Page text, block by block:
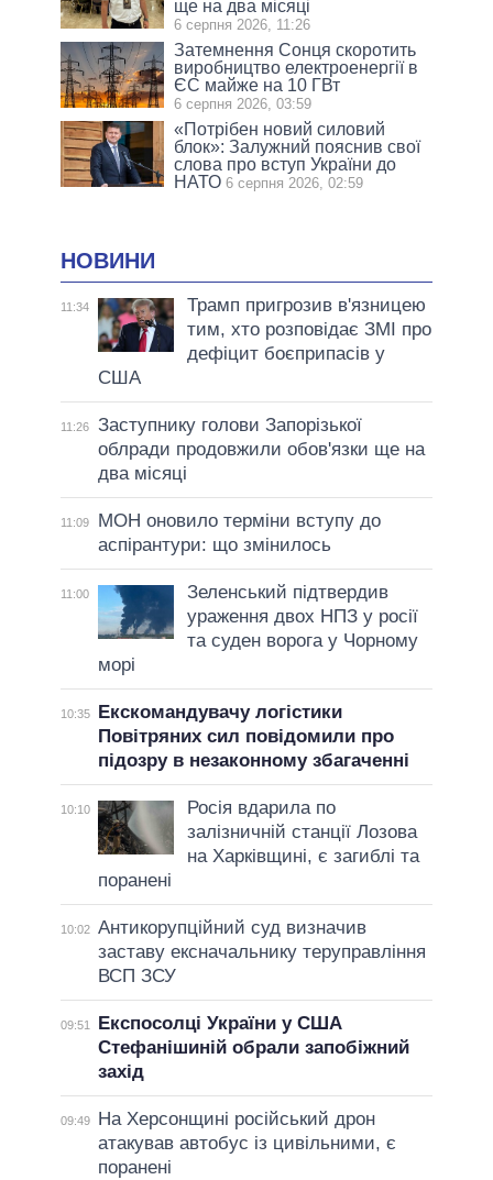
ще на два місяці
6 серпня 2026, 11:26
Затемнення Сонця скоротить
виробництво електроенергії в
ЄС майже на 10 ГВт
6 серпня 2026, 03:59
«Потрібен новий силовий
блок»: Залужний пояснив свої
слова про вступ України до
НАТО 6 серпня 2026, 02:59
НОВИНИ
11:34
Трамп пригрозив в'язницею
тим, хто розповідає ЗМІ про
дефіцит боєприпасів у
США
11:26
Заступнику голови Запорізької
облради продовжили обов'язки ще на
два місяці
11:09
МОН оновило терміни вступу до
аспірантури: що змінилось
11:00
Зеленський підтвердив
ураження двох НПЗ у росії
та суден ворога у Чорному
морі
10:35
Екскомандувачу логістики
Повітряних сил повідомили про
підозру в незаконному збагаченні
10:10
Росія вдарила по
залізничній станції Лозова
на Харківщині, є загиблі та
поранені
10:02 Антикорупційний суд визначив
заставу ексначальнику теруправління
ВСП ЗСУ
09:51
Експосолці України у США
Стефанішиній обрали запобіжний
захід
09:49
На Херсонщині російський дрон
атакував автобус із цивільними, є
поранені